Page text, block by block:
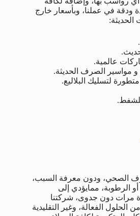
ودقة في عملنا، وبأسعار خارج
الحديثة:
عالمية.
مواسير الصرف الحديثة.
لتسليك البلاليع.
للشفط.
الصحي، ودون معرفة السبب،
الرطوبة، ممايؤدي إلى
مرات دون جدوى، شركتنا
الفعالة، وغير التقليدية